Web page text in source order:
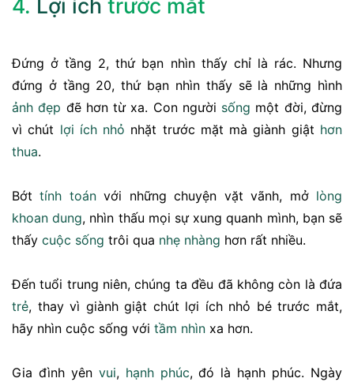
4. Lợi ích trước mắt
Đứng ở tầng 2, thứ bạn nhìn thấy chỉ là rác. Nhưng
đứng ở tầng 20, thứ bạn nhìn thấy sẽ là những hình
ảnh đẹp đẽ hơn từ xa. Con người sống một đời, đừng
vì chút lợi ích nhỏ nhặt trước mặt mà giành giật hơn
thua.
Bớttính toánvới những chuyện vặt vãnh, mở lòng
khoan dung, nhìn thấu mọi sự xung quanh mình, bạn sẽ
thấy cuộc sống trôi qua nhẹ nhàng hơn rất nhiều.
Đến tuổi trung niên, chúng ta đều đã không còn là đứa
trẻ, thay vì giành giật chút lợi ích nhỏ bé trước mắt,
hãy nhìn cuộc sống với tầm nhìn xa hơn.
Gia đình yên vui, hạnh phúc, đó là hạnh phúc. Ngày